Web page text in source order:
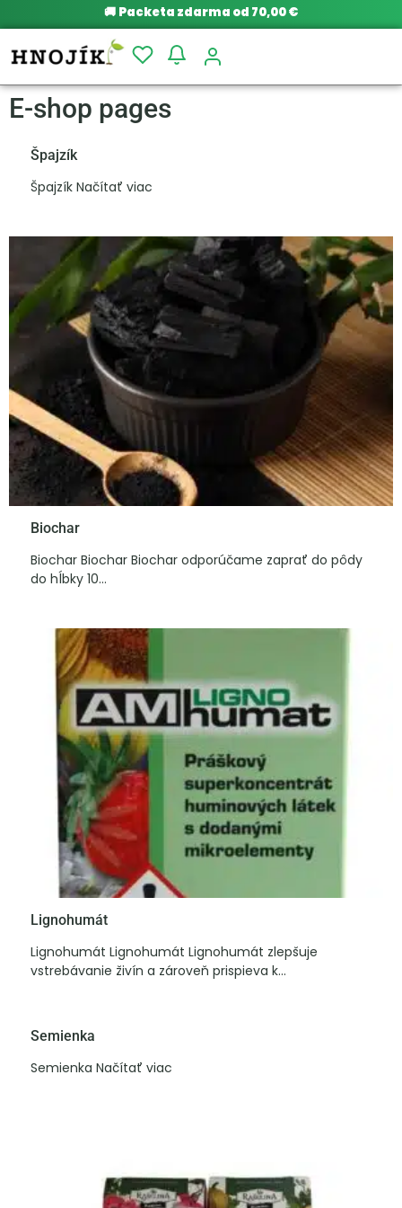
🚚 Packeta zdarma od 70,00 €
E-shop pages
Špajzík
Špajzík Načítať viac
Biochar
Biochar Biochar Biochar odporúčame zaprať do pôdy
do hĺbky 10...
Lignohumát
Lignohumát Lignohumát Lignohumát zlepšuje
vstrebávanie živín a zároveň prispieva k...
Semienka
Semienka Načítať viac